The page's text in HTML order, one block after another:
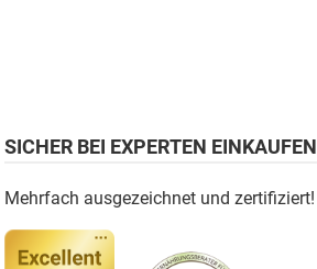
SICHER BEI EXPERTEN EINKAUFEN
Mehrfach ausgezeichnet und zertifiziert!